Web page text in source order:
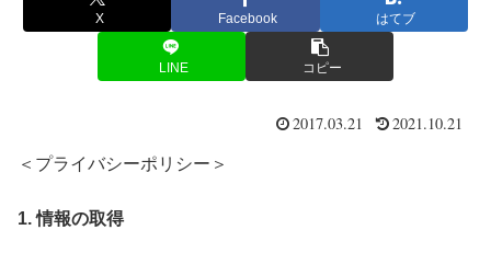
X Facebook はてブ
LINE コピー
2017.03.21 2021.10.21
＜プライバシーポリシー＞
1. 情報の取得